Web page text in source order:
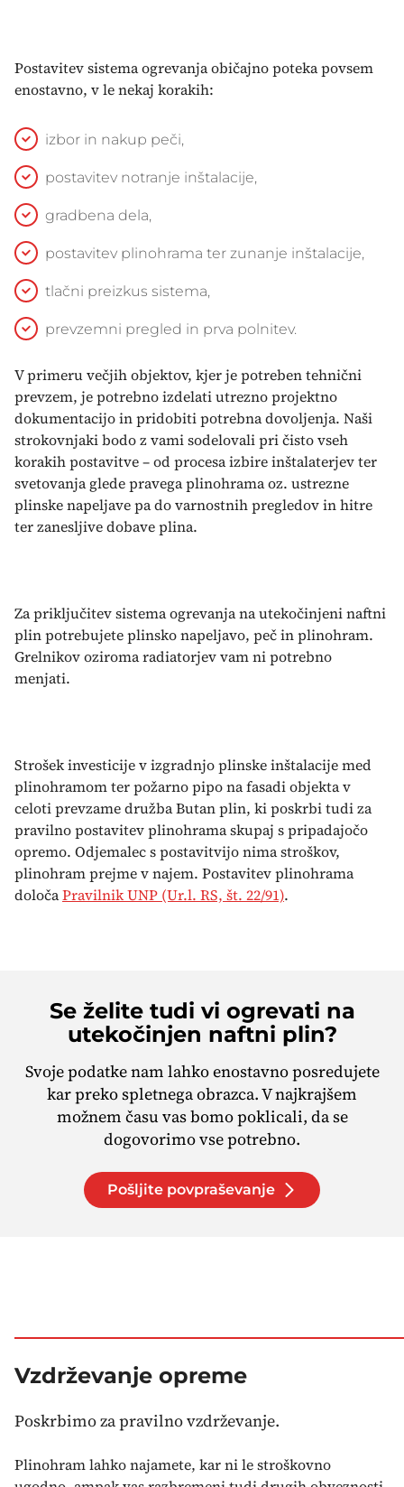
Postavitev sistema ogrevanja običajno poteka povsem
enostavno, v le nekaj korakih:
izbor in nakup peči,
postavitev notranje inštalacije,
gradbena dela,
postavitev plinohrama ter zunanje inštalacije,
tlačni preizkus sistema,
prevzemni pregled in prva polnitev.
V primeru večjih objektov, kjer je potreben tehnični
prevzem, je potrebno izdelati utrezno projektno
dokumentacijo in pridobiti potrebna dovoljenja. Naši
strokovnjaki bodo z vami sodelovali pri čisto vseh
korakih postavitve – od procesa izbire inštalaterjev ter
svetovanja glede pravega plinohrama oz. ustrezne
plinske napeljave pa do varnostnih pregledov in hitre
ter zanesljive dobave plina.
Za priključitev sistema ogrevanja na utekočinjeni naftni
plin potrebujete plinsko napeljavo, peč in plinohram.
Grelnikov oziroma radiatorjev vam ni potrebno
menjati.
Strošek investicije v izgradnjo plinske inštalacije med
plinohramom ter požarno pipo na fasadi objekta v
celoti prevzame družba Butan plin, ki poskrbi tudi za
pravilno postavitev plinohrama skupaj s pripadajočo
opremo. Odjemalec s postavitvijo nima stroškov,
plinohram prejme v najem. Postavitev plinohrama
določaPravilnik UNP (Ur.l. RS, št. 22/91).
Se želite tudi vi ogrevati na
utekočinjen naftni plin?
Svoje podatke nam lahko enostavno posredujete
kar preko spletnega obrazca. V najkrajšem
možnem času vas bomo poklicali, da se
dogovorimo vse potrebno.
Pošljite povpraševanje
Vzdrževanje opreme
Poskrbimo za pravilno vzdrževanje.
Plinohram lahko najamete, kar ni le stroškovno